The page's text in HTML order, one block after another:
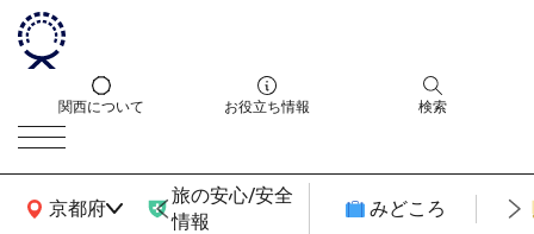
関西について お役立ち情報 検索
京都府
関西広域MAP
旅の安心/安全
情報
みどころ